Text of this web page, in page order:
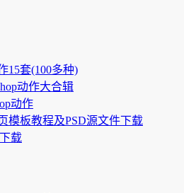
15套(100多种)
动作大合辑
动作
模板教程及PSD源文件下载
载